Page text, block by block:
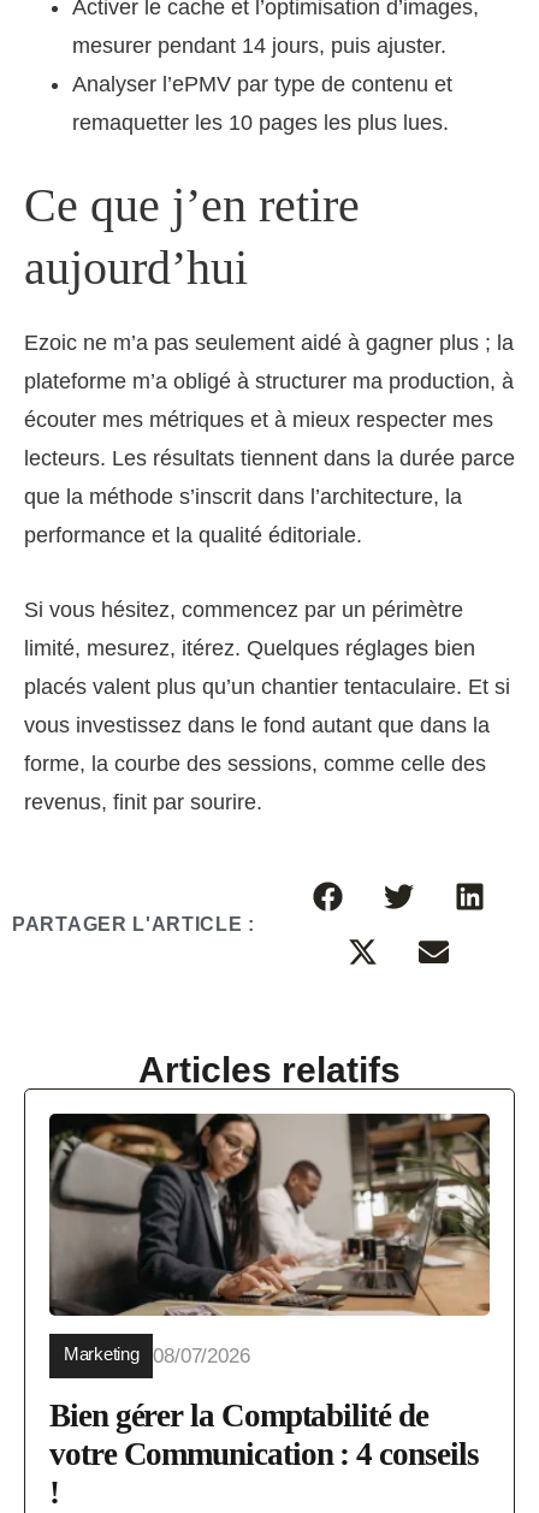
Activer le cache et l’optimisation d’images,
mesurer pendant 14 jours, puis ajuster.
Analyser l’ePMV par type de contenu et
remaquetter les 10 pages les plus lues.
Ce que j’en retire
aujourd’hui
Ezoic ne m’a pas seulement aidé à gagner plus ; la
plateforme m’a obligé à structurer ma production, à
écouter mes métriques et à mieux respecter mes
lecteurs. Les résultats tiennent dans la durée parce
que la méthode s’inscrit dans l’architecture, la
performance et la qualité éditoriale.
Si vous hésitez, commencez par un périmètre
limité, mesurez, itérez. Quelques réglages bien
placés valent plus qu’un chantier tentaculaire. Et si
vous investissez dans le fond autant que dans la
forme, la courbe des sessions, comme celle des
revenus, finit par sourire.
PARTAGER L'ARTICLE :
Articles relatifs
Marketing 08/07/2026
Bien gérer la Comptabilité de
votre Communication : 4 conseils
!